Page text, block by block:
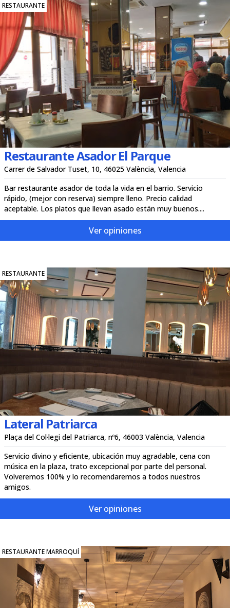
RESTAURANTE
Restaurante Asador El Parque
Carrer de Salvador Tuset, 10, 46025 València, Valencia
Bar restaurante asador de toda la vida en el barrio. Servicio
rápido, (mejor con reserva) siempre lleno. Precio calidad
aceptable. Los platos que llevan asado están muy buenos....
Ver opiniones
RESTAURANTE
Lateral Patriarca
Plaça del Col·legi del Patriarca, nº6, 46003 València, Valencia
Servicio divino y eficiente, ubicación muy agradable, cena con
música en la plaza, trato excepcional por parte del personal.
Volveremos 100% y lo recomendaremos a todos nuestros
amigos.
Ver opiniones
RESTAURANTE MARROQUÍ